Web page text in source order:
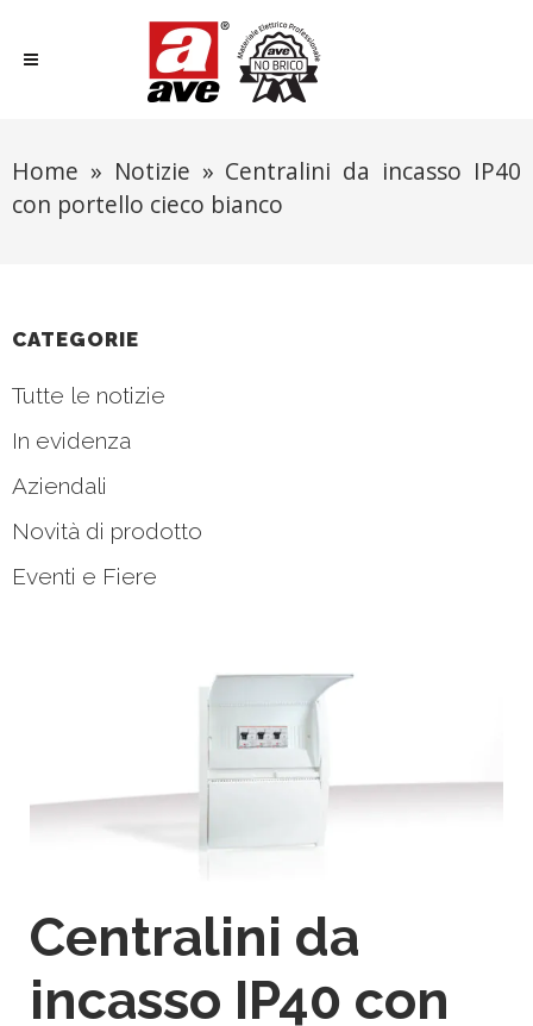
Home » Notizie » Centralini da incasso IP40
con portello cieco bianco
CATEGORIE
Tutte le notizie
In evidenza
Aziendali
Novità di prodotto
Eventi e Fiere
Centralini da
incasso IP40 con